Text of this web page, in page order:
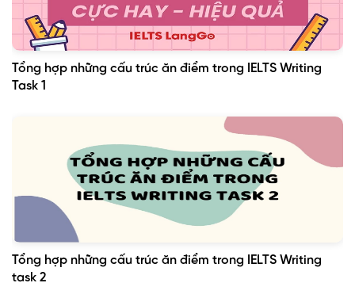
Tổng hợp những cấu trúc ăn điểm trong IELTS Writing
Task 1
Tổng hợp những cấu trúc ăn điểm trong IELTS Writing
task 2